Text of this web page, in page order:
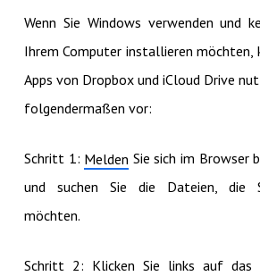
Wenn Sie Windows verwenden und
Ihrem Computer installieren möchten,
Apps von Dropbox und iCloud Drive
folgendermaßen vor:
Schritt 1: Melden Sie sich im Browser
und suchen Sie die Dateien, die
möchten.
Schritt 2: Klicken Sie links auf das